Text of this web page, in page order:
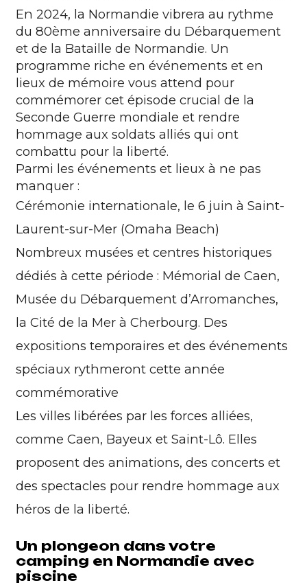
En 2024, la Normandie vibrera au rythme
du 80ème anniversaire du Débarquement
et de la Bataille de Normandie. Un
programme riche en événements et en
lieux de mémoire vous attend pour
commémorer cet épisode crucial de la
Seconde Guerre mondiale et rendre
hommage aux soldats alliés qui ont
combattu pour la liberté.
Parmi les événements et lieux à ne pas
manquer :
Cérémonie internationale, le 6 juin à Saint-
Laurent-sur-Mer (Omaha Beach)
Nombreux musées et centres historiques
dédiés à cette période : Mémorial de Caen,
Musée du Débarquement d’Arromanches,
la Cité de la Mer à Cherbourg. Des
expositions temporaires et des événements
spéciaux rythmeront cette année
commémorative
Les villes libérées par les forces alliées,
comme Caen, Bayeux et Saint-Lô. Elles
proposent des animations, des concerts et
des spectacles pour rendre hommage aux
héros de la liberté.
Un plongeon dans votre
camping en Normandie avec
piscine